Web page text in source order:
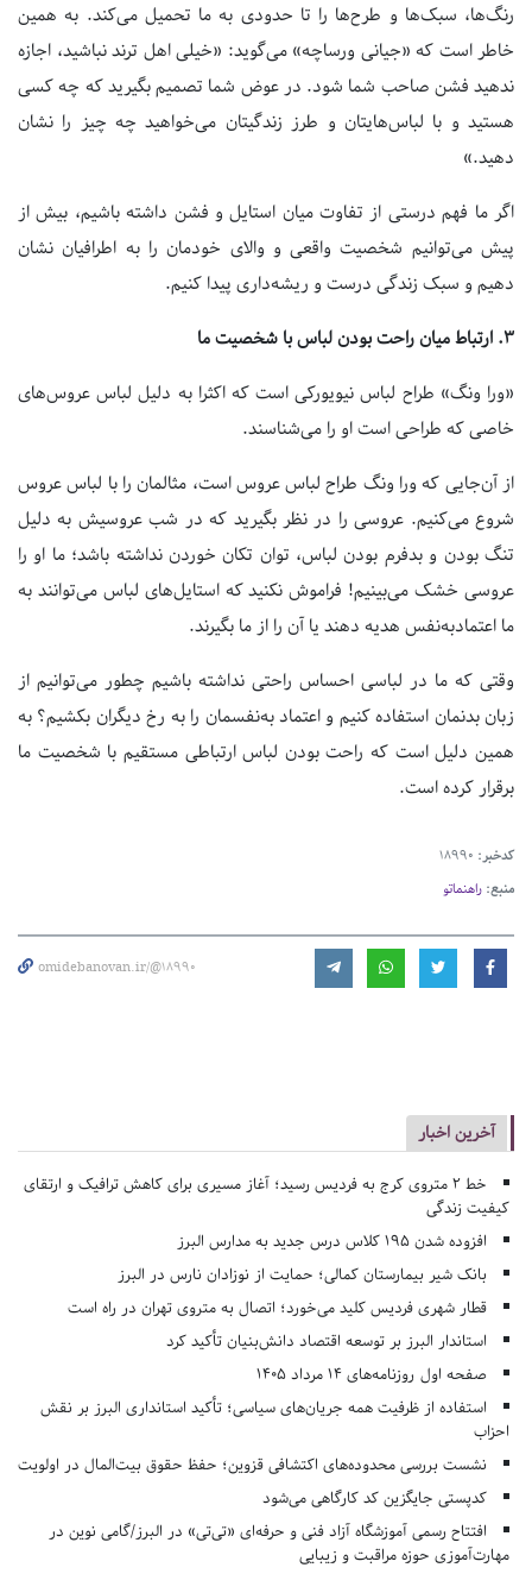
رنگ‌ها، سبک‌ها و طرح‌ها را تا حدودی به ما تحمیل می‌کند. به همین
خاطر است که «جیانی ورساچه» می‌گوید: «خیلی اهل ترند نباشید، اجازه
ندهید فشن صاحب شما شود. در عوض شما تصمیم بگیرید که چه کسی
هستید و با لباس‌هایتان و طرز زندگیتان می‌خواهید چه چیز را نشان
دهید.»
اگر ما فهم درستی از تفاوت میان استایل و فشن داشته باشیم، بیش از
پیش می‌توانیم شخصیت واقعی و والای خودمان را به اطرافیان نشان
دهیم و سبک زندگی درست و ریشه‌داری پیدا کنیم.
۳. ارتباط میان راحت بودن لباس با شخصیت ما
«ورا ونگ» طراح لباس نیویورکی است که اکثرا به دلیل لباس عروس‌های
خاصی که طراحی است او را می‌شناسند.
از آن‌جایی که ورا ونگ طراح لباس عروس است، مثالمان را با لباس عروس
شروع می‌کنیم. عروسی را در نظر بگیرید که در شب عروسیش به دلیل
تنگ بودن و بدفرم بودن لباس، توان تکان خوردن نداشته باشد؛ ما او را
عروسی خشک می‌بینیم! فراموش نکنید که استایل‌های لباس می‌توانند به
ما اعتمادبه‌نفس هدیه دهند یا آن را از ما بگیرند.
وقتی که ما در لباسی احساس راحتی نداشته باشیم چطور می‌توانیم از
زبان بدنمان استفاده کنیم و اعتماد به‌نفسمان را به رخ دیگران بکشیم؟ به
همین دلیل است که راحت بودن لباس ارتباطی مستقیم با شخصیت ما
برقرار کرده است.
کدخبر: 18990
منبع: راهنماتو
omidebanovan.ir/@18990
آخرین اخبار
خط ۲ متروی کرج به فردیس رسید؛ آغاز مسیری برای کاهش ترافیک و ارتقای
کیفیت زندگی
افزوده شدن ۱۹۵ کلاس درس جدید به مدارس البرز
بانک شیر بیمارستان کمالی؛ حمایت از نوزادان نارس در البرز
قطار شهری فردیس کلید می‌خورد؛ اتصال به متروی تهران در راه است
استاندار البرز بر توسعه اقتصاد دانش‌بنیان تأکید کرد
صفحه اول روزنامه‌های 14 مرداد 1405
استفاده از ظرفیت همه جریان‌های سیاسی؛ تأکید استانداری البرز بر نقش
احزاب
نشست بررسی محدوده‌های اکتشافی قزوین؛ حفظ حقوق بیت‌المال در اولویت
کدپستی جایگزین کد کارگاهی می‌شود
افتتاح رسمی آموزشگاه آزاد فنی و حرفه‌ای «تی‌تی» در البرز/گامی نوین در
مهارت‌آموزی حوزه مراقبت و زیبایی